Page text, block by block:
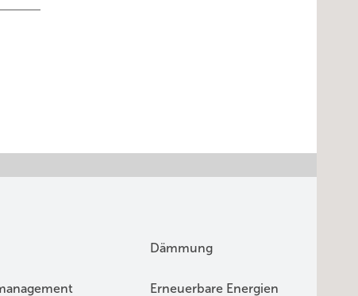
Dämmung
Erneuerbare Energien